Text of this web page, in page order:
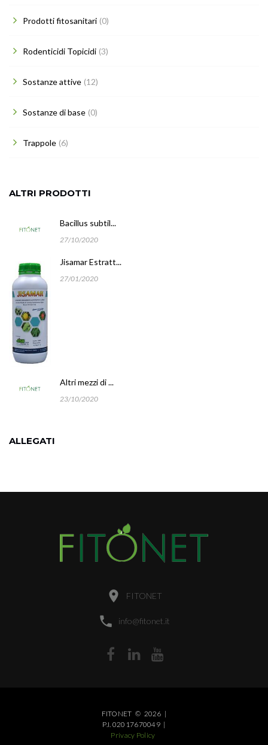
Prodotti fitosanitari (0)
Rodenticidi Topicidi (3)
Sostanze attive (12)
Sostanze di base (0)
Trappole (6)
ALTRI PRODOTTI
Bacillus subtil...
27/10/2020
Jisamar Estratt...
27/01/2020
Altri mezzi di ...
23/10/2020
ALLEGATI
FITONET
info@fitonet.it
FITONET © 2026 |
P.I. 02017670049 |
Privacy Policy